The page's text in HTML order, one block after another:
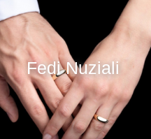
Fedi Nuziali